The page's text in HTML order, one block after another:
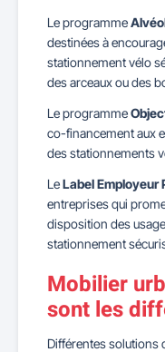
Le programme
destinées à
stationnement vélo
des arceaux ou des
Le programme
co-financement aux
des stationnements
LeLabel Employeur
entreprises qui
disposition des
stationnement
Mobilier
sont les
Différentes solutions